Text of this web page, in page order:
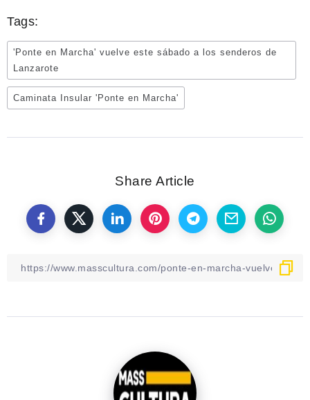
Tags:
'Ponte en Marcha' vuelve este sábado a los senderos de
Lanzarote
Caminata Insular 'Ponte en Marcha'
Share Article